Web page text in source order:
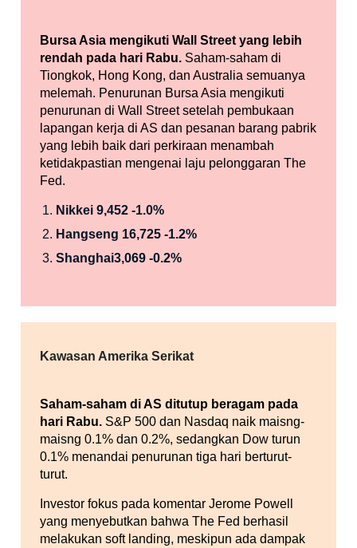
Bursa Asia mengikuti Wall Street yang lebih
rendah pada hari Rabu. Saham-saham di
Tiongkok, Hong Kong, dan Australia semuanya
melemah. Penurunan Bursa Asia mengikuti
penurunan di Wall Street setelah pembukaan
lapangan kerja di AS dan pesanan barang pabrik
yang lebih baik dari perkiraan menambah
ketidakpastian mengenai laju pelonggaran The
Fed.
Nikkei 9,452 -1.0%
Hangseng 16,725 -1.2%
Shanghai3,069 -0.2%
Kawasan Amerika Serikat
Saham-saham di AS ditutup beragam pada
hari Rabu. S&P 500 dan Nasdaq naik maisng-
maisng 0.1% dan 0.2%, sedangkan Dow turun
0.1% menandai penurunan tiga hari berturut-
turut.
Investor fokus pada komentar Jerome Powell
yang menyebutkan bahwa The Fed berhasil
melakukan soft landing, meskipun ada dampak